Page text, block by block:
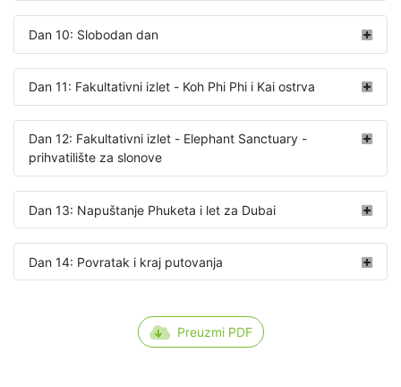
Dan 10: Slobodan dan
Dan 11: Fakultativni izlet - Koh Phi Phi i Kai ostrva
Dan 12: Fakultativni izlet - Elephant Sanctuary -
prihvatilište za slonove
Dan 13: Napuštanje Phuketa i let za Dubai
Dan 14: Povratak i kraj putovanja
Preuzmi PDF